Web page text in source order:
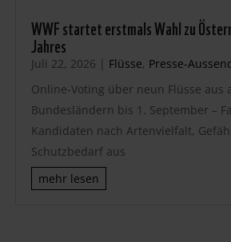
WWF startet erstmals Wahl zu
Jahres
Juli 22, 2026 | Flüsse, Presse-
Online-Voting über neun Flüsse aus
Bundesländern bis 1. September –
Kandidaten nach Artenvielfalt,
Schutzbedarf aus
mehr lesen